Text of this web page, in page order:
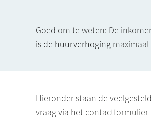
Goed om te weten: De
is de huurverhoging maximaal
Hieronder staan de
vraag via het contactformulier